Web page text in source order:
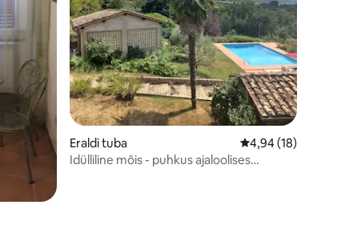
Eraldi tuba Keskmine hinnang
4,94 (18)
Idülliline mõis - puhkus ajaloolises